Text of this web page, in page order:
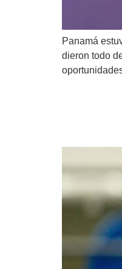
Panamá
dieron todo